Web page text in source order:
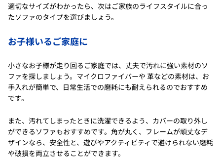
適切なサイズがわかったら、次はご家族のライフスタイルに合っ
たソファのタイプを選びましょう。
お子様いるご家庭に
小さなお子様が走り回るご家庭では、丈夫で汚れに強い素材のソ
ファを探しましょう。マイクロファイバーや 革などの素材は、お
手入れが簡単で、日常生活での磨耗にも耐えられるのでおすすめ
です。
また、汚れてしまったときに洗濯できるよう、カバーの取り外し
ができるソファもおすすめです。角が丸く、フレームが頑丈なデ
ザインなら、安全性と、遊びやアクティビティで避けられない磨耗
や破損を両立させることができます。